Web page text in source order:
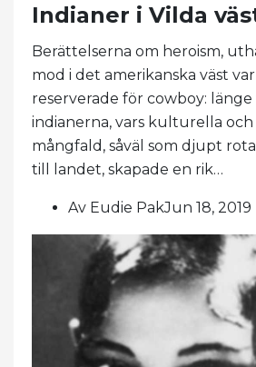
Indianer i Vilda
Berättelserna om heroism,
mod i det amerikanska väst
reserverade för cowboy:
indianerna, vars kulturella
mångfald, såväl som djupt
till landet, skapade en rik…
Av Eudie PakJun 18, 2019